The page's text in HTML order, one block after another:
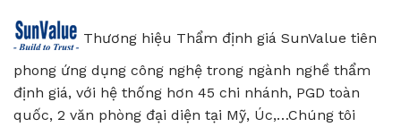
Thương hiệu Thẩm định giá SunValue tiên
phong ứng dụng công nghệ trong ngành nghề thẩm
định giá, với hệ thống hơn 45 chi nhánh, PGD toàn
quốc, 2 văn phòng đại diện tại Mỹ, Úc,…Chúng tôi